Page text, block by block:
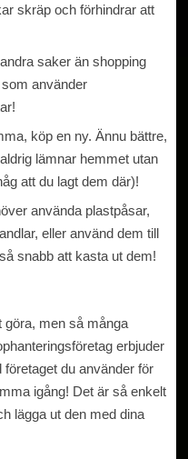
skräp och förhindrar att
saker än shopping
använder
köp en ny. Ännu bättre,
lämnar hemmet utan
att du lagt dem där)!
använda plastpåsar,
eller använd dem till
snabb att kasta ut dem!
göra, men så många
erbjuder
du använder för
igång! Det är så enkelt
lägga ut den med dina